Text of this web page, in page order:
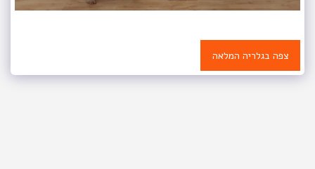
צפה בגלריה המלאה